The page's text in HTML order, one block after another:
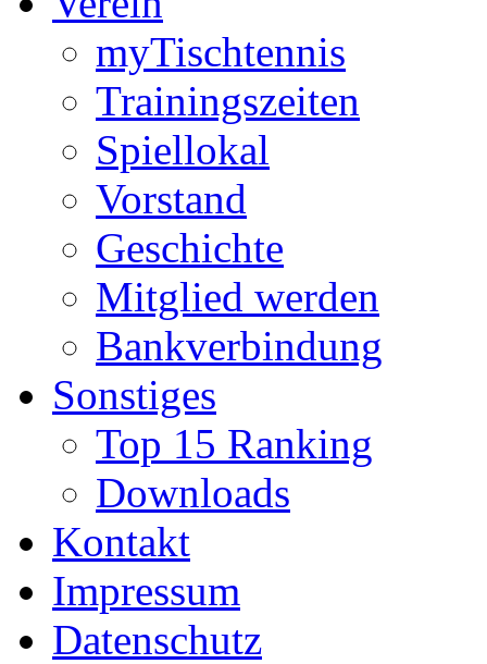
myTischtennis
Trainingszeiten
Spiellokal
Vorstand
Geschichte
Mitglied werden
Bankverbindung
Sonstiges
Top 15 Ranking
Downloads
Kontakt
Impressum
Datenschutz